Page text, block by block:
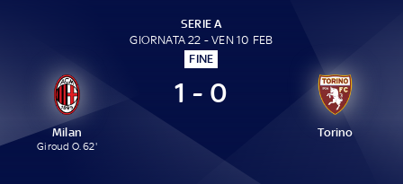
SERIE A
GIORNATA 22 - VEN 10 FEB
FINE
Milan
Giroud O. 62'
1 - 0
Torino